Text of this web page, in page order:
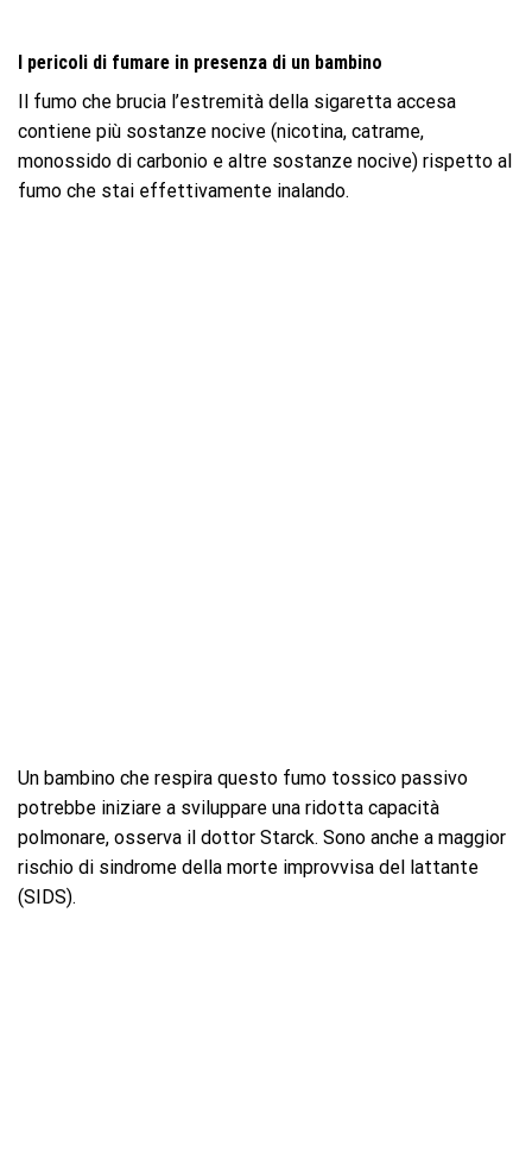
I pericoli di fumare in presenza di un bambino
Il fumo che brucia l’estremità della sigaretta accesa
contiene più sostanze nocive (nicotina, catrame,
monossido di carbonio e altre sostanze nocive) rispetto al
fumo che stai effettivamente inalando.
Un bambino che respira questo fumo tossico passivo
potrebbe iniziare a sviluppare una ridotta capacità
polmonare, osserva il dottor Starck. Sono anche a maggior
rischio di sindrome della morte improvvisa del lattante
(SIDS).